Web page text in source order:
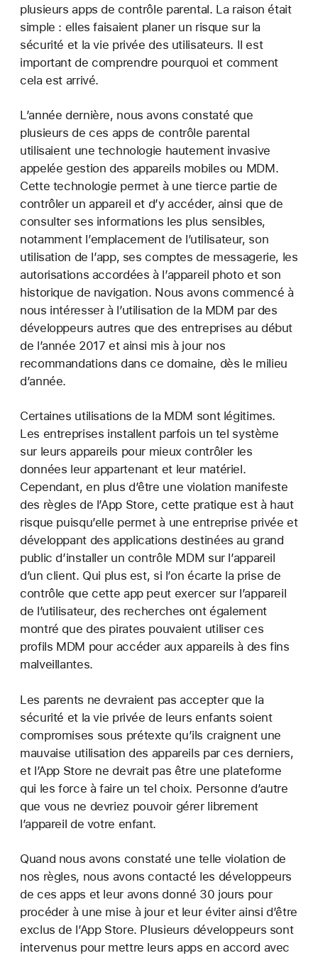
plusieurs apps de contrôle parental. La raison était
simple : elles faisaient planer un risque sur la
sécurité et la vie privée des utilisateurs. Il est
important de comprendre pourquoi et comment
cela est arrivé.
L’année dernière, nous avons constaté que
plusieurs de ces apps de contrôle parental
utilisaient une technologie hautement invasive
appelée gestion des appareils mobiles ou MDM.
Cette technologie permet à une tierce partie de
contrôler un appareil et d’y accéder, ainsi que de
consulter ses informations les plus sensibles,
notamment l’emplacement de l’utilisateur, son
utilisation de l’app, ses comptes de messagerie, les
autorisations accordées à l’appareil photo et son
historique de navigation. Nous avons commencé à
nous intéresser à l’utilisation de la MDM par des
développeurs autres que des entreprises au début
de l’année 2017 et ainsi mis à jour nos
recommandations dans ce domaine, dès le milieu
d’année.
Certaines utilisations de la MDM sont légitimes.
Les entreprises installent parfois un tel système
sur leurs appareils pour mieux contrôler les
données leur appartenant et leur matériel.
Cependant, en plus d’être une violation manifeste
des règles de l’App Store, cette pratique est à haut
risque puisqu’elle permet à une entreprise privée et
développant des applications destinées au grand
public d’installer un contrôle MDM sur l’appareil
d’un client. Qui plus est, si l’on écarte la prise de
contrôle que cette app peut exercer sur l’appareil
de l’utilisateur, des recherches ont également
montré que des pirates pouvaient utiliser ces
profils MDM pour accéder aux appareils à des fins
malveillantes.
Les parents ne devraient pas accepter que la
sécurité et la vie privée de leurs enfants soient
compromises sous prétexte qu’ils craignent une
mauvaise utilisation des appareils par ces derniers,
et l’App Store ne devrait pas être une plateforme
qui les force à faire un tel choix. Personne d’autre
que vous ne devriez pouvoir gérer librement
l’appareil de votre enfant.
Quand nous avons constaté une telle violation de
nos règles, nous avons contacté les développeurs
de ces apps et leur avons donné 30 jours pour
procéder à une mise à jour et leur éviter ainsi d’être
exclus de l’App Store. Plusieurs développeurs sont
intervenus pour mettre leurs apps en accord avec